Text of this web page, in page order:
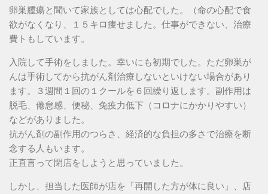
卵巣腫瘍と聞いて家族としては心配でした。（命の心配で食
欲がなくなり、１５キロ痩せました。仕事ができない、治療
費トもしています。
入院して手術をしました。幸いにも初期でした。ただ卵巣が
んは手術してから抗がん剤治療しないといけない場合があり
ます。３週間１回の１クールを６回繰り返します。副作用は
脱毛、倦怠感、便秘、免疫力低下（コロナにかかりやすい）
などがありました。
抗がん剤の副作用のつらさ、経済的な負担の多さで治療を断
念する人もいます。
正直言って閉店をしようと思っていました。
しかし、担当した医師が店を「再開した方が体に良い」、店